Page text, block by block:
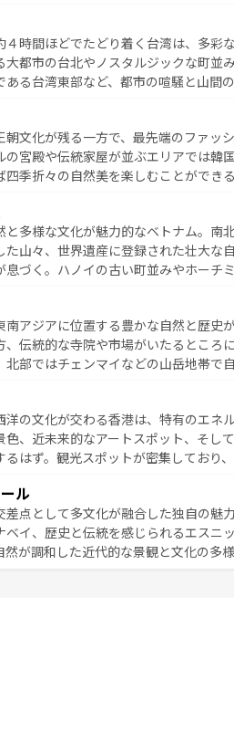
味しいものであふれている。アクティ
キングなど、アウトドア好きにはたま
に味わいつくそう。 なお、新着のオーストラ
４時間ほどでたどり着く台湾は、多彩
大都市の台北やノスタルジックな町並
ある台湾東部など、都市の喧騒と山間
理、ヘルシーで美容にもいいと評判の
。 なお、新着の台湾情報はコンテンツ一覧を
朝文化が残る一方で、最先端のファッ
の宮殿や伝統家屋が並ぶエリアでは韓
四季折々の自然美を楽しむことができ
あたたかいホスピタリティに包まれな
てみてほしい。 なお、新着の韓国情報はコンテン
と多様な文化が魅力的なベトナム。南
た山々、世界遺産に登録された壮大な
息づく。ハノイの古い町並みやホーチ
ナム料理も魅力のひとつ。フォーやバ
たい。どの地域を訪れてもあたたかい
れられない旅になるはずだ。 なお、新着
南アジアに位置する豊かな自然と歴史
、伝統的な寺院や市場がいたるところ
北部ではチェンマイなどの山岳地帯で
トランまで味覚を刺激する。気候は一
親しみやすいタイの人々、仏教を中心
る旅人を魅了し続ける。 なお、新着のタイ情報は
洋の文化が交わる香港は、特有のエネ
色、近未来的なアートスポット、そし
るはず。観光スポットが密集しており
ツ一覧
ル
差点として多文化が融合した独自の魅
ベイ、歴史と伝統を感じられるエスニ
然が調和した近代的な景観と文化の多